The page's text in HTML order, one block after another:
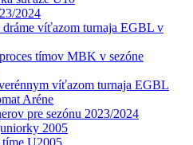
2024
víťazom turnaja EGBL v
tímov MBK v sezóne
víťazom turnaja EGBL
Aréne
pre sezónu 2023/2024
2005
U2005